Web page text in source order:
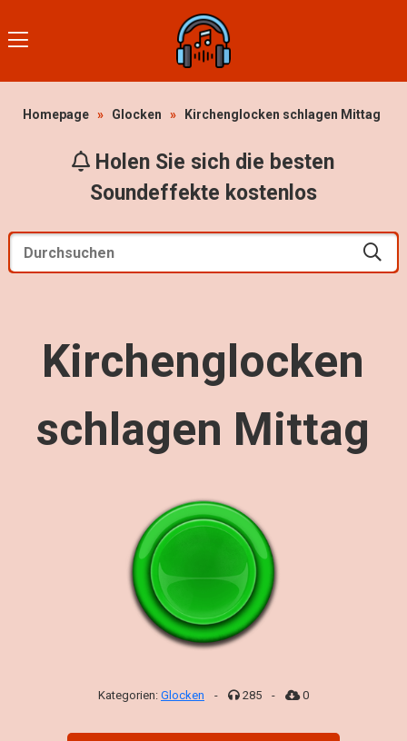
Homepage » Glocken » Kirchenglocken schlagen Mittag
Holen Sie sich die besten
Soundeffekte kostenlos
Kirchenglocken
schlagen Mittag
Kategorien: Glocken - 285 - 0